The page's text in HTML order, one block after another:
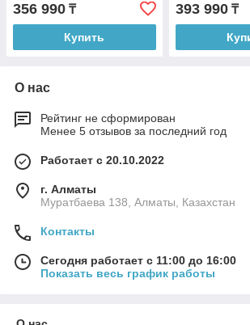
356 990 ₸
Купить
393 990₸
О нас
Рейтинг не сформирован
Менее 5 отзывов за последний год
Работает с 20.10.2022
г. Алматы
Муратбаева 138, Алматы, Казахстан
Контакты
Сегодня работает с 11:00 до 16:00
Показать весь график работы